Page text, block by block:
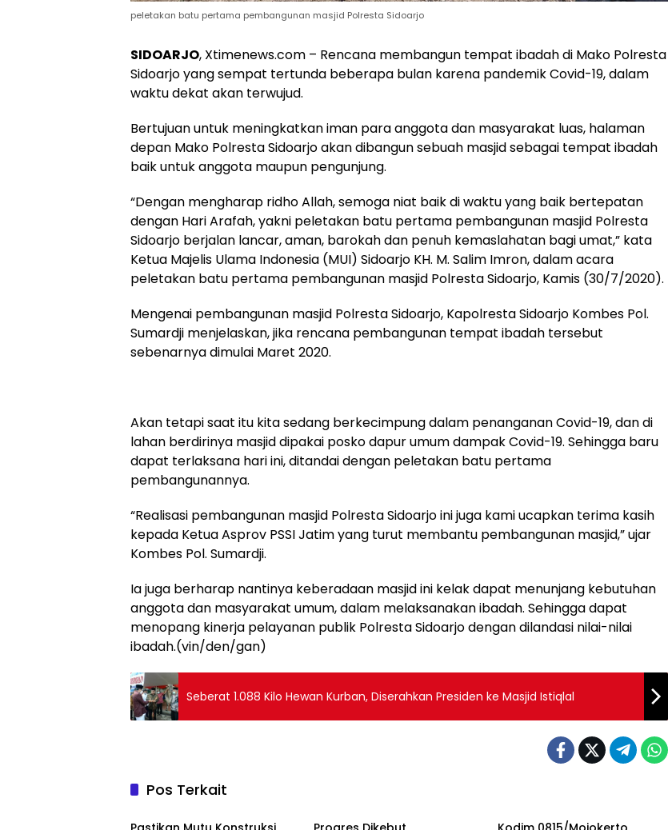
peletakan batu pertama pembangunan masjid Polresta Sidoarjo
SIDOARJO, Xtimenews.com – Rencana membangun tempat ibadah di Mako Polresta
Sidoarjo yang sempat tertunda beberapa bulan karena pandemik Covid-19, dalam
waktu dekat akan terwujud.
Bertujuan untuk meningkatkan iman para anggota dan masyarakat luas, halaman
depan Mako Polresta Sidoarjo akan dibangun sebuah masjid sebagai tempat ibadah
baik untuk anggota maupun pengunjung.
“Dengan mengharap ridho Allah, semoga niat baik di waktu yang baik bertepatan
dengan Hari Arafah, yakni peletakan batu pertama pembangunan masjid Polresta
Sidoarjo berjalan lancar, aman, barokah dan penuh kemaslahatan bagi umat,” kata
Ketua Majelis Ulama Indonesia (MUI) Sidoarjo KH. M. Salim Imron, dalam acara
peletakan batu pertama pembangunan masjid Polresta Sidoarjo, Kamis (30/7/2020).
Mengenai pembangunan masjid Polresta Sidoarjo, Kapolresta Sidoarjo Kombes Pol.
Sumardji menjelaskan, jika rencana pembangunan tempat ibadah tersebut
sebenarnya dimulai Maret 2020.
Akan tetapi saat itu kita sedang berkecimpung dalam penanganan Covid-19, dan di
lahan berdirinya masjid dipakai posko dapur umum dampak Covid-19. Sehingga baru
dapat terlaksana hari ini, ditandai dengan peletakan batu pertama
pembangunannya.
“Realisasi pembangunan masjid Polresta Sidoarjo ini juga kami ucapkan terima kasih
kepada Ketua Asprov PSSI Jatim yang turut membantu pembangunan masjid,” ujar
Kombes Pol. Sumardji.
Ia juga berharap nantinya keberadaan masjid ini kelak dapat menunjang kebutuhan
anggota dan masyarakat umum, dalam melaksanakan ibadah. Sehingga dapat
menopang kinerja pelayanan publik Polresta Sidoarjo dengan dilandasi nilai-nilai
ibadah.(vin/den/gan)
Seberat 1.088 Kilo Hewan Kurban, Diserahkan Presiden ke Masjid Istiqlal
Pos Terkait
TNI & POLRI